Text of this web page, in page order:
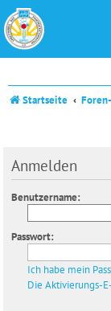
Startseite
Anmelden
Benutzername:
Passwort:
Ich habe mein
Die Aktivierungs-